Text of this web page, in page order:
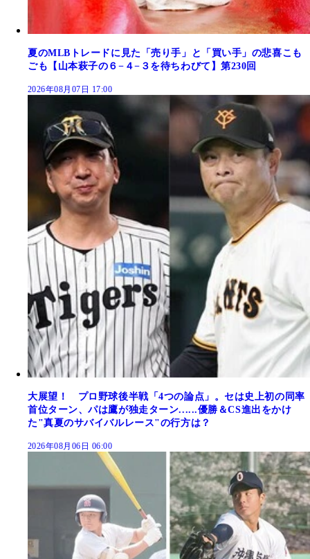
夏のMLBトレードに見た「売り手」と「買い手」の悲喜こも
ごも【山本萩子の６−４−３を待ちわびて】第230回
2026年08月07日 17:00
大展望！ プロ野球後半戦「4つの論点」。セは史上初の同率
首位ターン、パは鷹が独走ターン......優勝＆CS進出をかけ
た"真夏のサバイバルレース"の行方は？
2026年08月06日 06:00